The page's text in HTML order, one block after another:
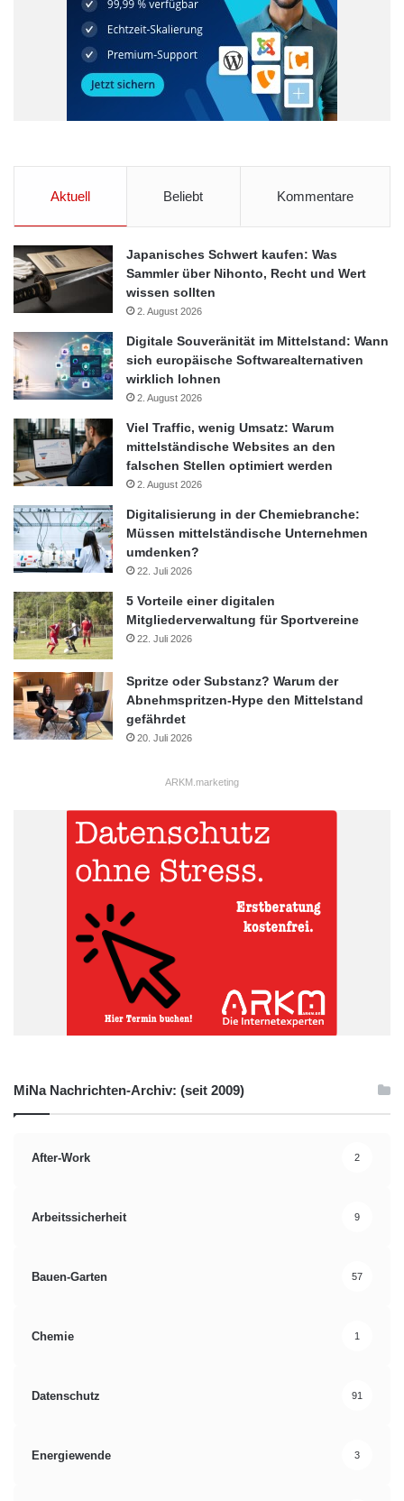
Unternehmen, die frühzeitig ein robustes
Datenmanagementsystem etablieren, werden nicht nur besser
für die Skalierung gerüstet sein, sondern setzen sich auch von
der Konkurrenz ab. Es ist daher für alle Startups von
entscheidender Bedeutung, das Datenmanagement zu einem
zu machen. Nutzen Sie Daten als Ihren Verbündeten, um Ihr
Startup auf den Weg des Erfolgs zu führen.
Datenhygiene Datenmanagement
Datenschutz
Aktuell Beliebt Kommentare
Japanisches Schwert kaufen: Was
Sammler über Nihonto, Recht und Wert
wissen sollten
2. August 2026
Digitale Souveränität im Mittelstand: Wann
sich europäische Softwarealternativen
wirklich lohnen
2. August 2026
Viel Traffic, wenig Umsatz: Warum
mittelständische Websites an den
falschen Stellen optimiert werden
2. August 2026
Digitalisierung in der Chemiebranche:
Müssen mittelständische Unternehmen
umdenken?
22. Juli 2026
5 Vorteile einer digitalen
Mitgliederverwaltung für Sportvereine
22. Juli 2026
Spritze oder Substanz? Warum der
Abnehmspritzen-Hype den Mittelstand
gefährdet
20. Juli 2026
ARKM.marketing
MiNa Nachrichten-Archiv: (seit 2009)
After-Work 2
Arbeitssicherheit 9
Bauen-Garten 57
Chemie 1
Datenschutz 91
Energiewende 3